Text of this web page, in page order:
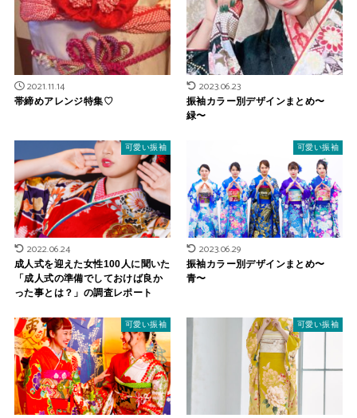
2021.11.14
帯締めアレンジ特集♡
2023.06.23
振袖カラー別デザインまとめ〜
緑〜
可愛い振袖
2022.06.24
成人式を迎えた女性100人に聞いた
「成人式の準備でしておけば良か
った事とは？」の調査レポート
可愛い振袖
2023.06.29
振袖カラー別デザインまとめ〜
青〜
可愛い振袖 可愛い振袖